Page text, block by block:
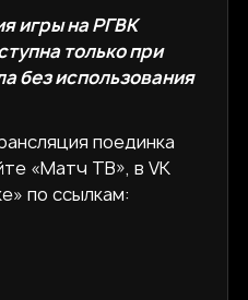
игры на РГВК
только при
без использования
поединка
«Матч ТВ», в VK
по ссылкам: